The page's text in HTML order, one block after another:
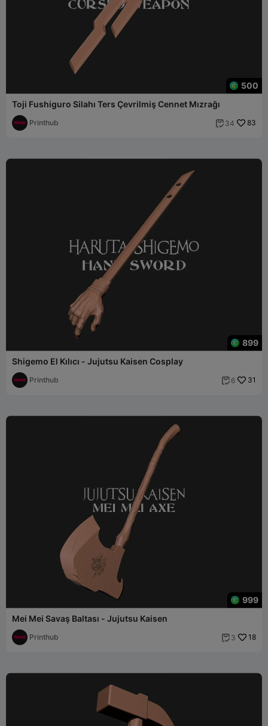
500
Toji Fushiguro Silahı Ters Çevrilmiş Cennet Mızrağı
Printhub  34 83
899
Shigemo El Kılıcı - Jujutsu Kaisen Cosplay
Printhub  6 31
999
Mei Mei Savaş Baltası - Jujutsu Kaisen
Printhub  3 18